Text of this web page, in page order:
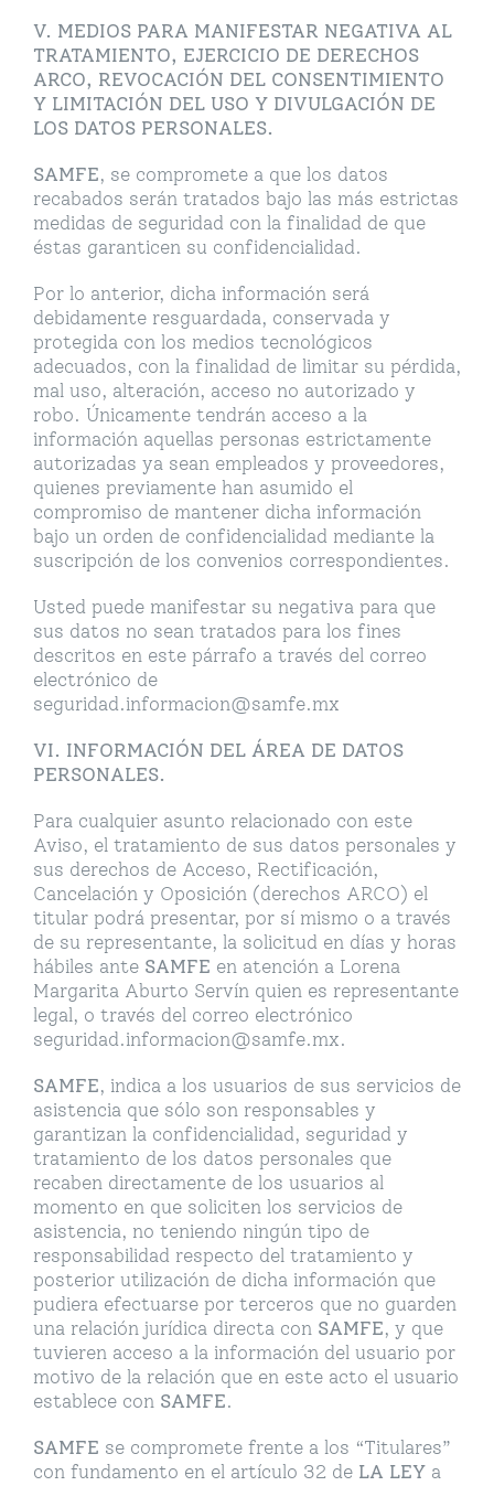
V. MEDIOS PARA MANIFESTAR NEGATIVA AL
TRATAMIENTO, EJERCICIO DE DERECHOS
ARCO, REVOCACIÓN DEL CONSENTIMIENTO
Y LIMITACIÓN DEL USO Y DIVULGACIÓN DE
LOS DATOS PERSONALES.
SAMFE, se compromete a que los datos
recabados serán tratados bajo las más estrictas
medidas de seguridad con la finalidad de que
éstas garanticen su confidencialidad.
Por lo anterior, dicha información será
debidamente resguardada, conservada y
protegida con los medios tecnológicos
adecuados, con la finalidad de limitar su pérdida,
mal uso, alteración, acceso no autorizado y
robo. Únicamente tendrán acceso a la
información aquellas personas estrictamente
autorizadas ya sean empleados y proveedores,
quienes previamente han asumido el
compromiso de mantener dicha información
bajo un orden de confidencialidad mediante la
suscripción de los convenios correspondientes.
Usted puede manifestar su negativa para que
sus datos no sean tratados para los fines
descritos en este párrafo a través del correo
electrónico de
seguridad.informacion@samfe.mx
VI. INFORMACIÓN DEL ÁREA DE DATOS
PERSONALES.
Para cualquier asunto relacionado con este
Aviso, el tratamiento de sus datos personales y
sus derechos de Acceso, Rectificación,
Cancelación y Oposición (derechos ARCO) el
titular podrá presentar, por sí mismo o a través
de su representante, la solicitud en días y horas
hábiles ante SAMFE en atención a Lorena
Margarita Aburto Servín quien es representante
legal, o través del correo electrónico
seguridad.informacion@samfe.mx.
SAMFE, indica a los usuarios de sus servicios de
asistencia que sólo son responsables y
garantizan la confidencialidad, seguridad y
tratamiento de los datos personales que
recaben directamente de los usuarios al
momento en que soliciten los servicios de
asistencia, no teniendo ningún tipo de
responsabilidad respecto del tratamiento y
posterior utilización de dicha información que
pudiera efectuarse por terceros que no guarden
una relación jurídica directa con SAMFE, y que
tuvieren acceso a la información del usuario por
motivo de la relación que en este acto el usuario
establece con SAMFE.
SAMFE se compromete frente a los “Titulares”
con fundamento en el artículo 32 de LA LEY a